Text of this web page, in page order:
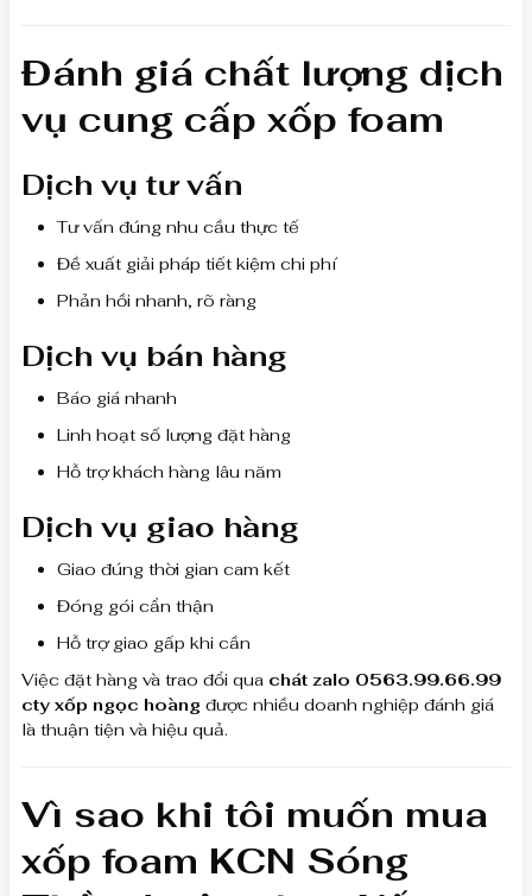
Đánh giá chất lượng dịch
vụ cung cấp xốp foam
Dịch vụ tư vấn
Tư vấn đúng nhu cầu thực tế
Đề xuất giải pháp tiết kiệm chi phí
Phản hồi nhanh, rõ ràng
Dịch vụ bán hàng
Báo giá nhanh
Linh hoạt số lượng đặt hàng
Hỗ trợ khách hàng lâu năm
Dịch vụ giao hàng
Giao đúng thời gian cam kết
Đóng gói cẩn thận
Hỗ trợ giao gấp khi cần
Việc đặt hàng và trao đổi qua chát zalo 0563.99.66.99
cty xốp ngọc hoàng được nhiều doanh nghiệp đánh giá
là thuận tiện và hiệu quả.
Vì sao khi tôi muốn mua
xốp foam KCN Sóng